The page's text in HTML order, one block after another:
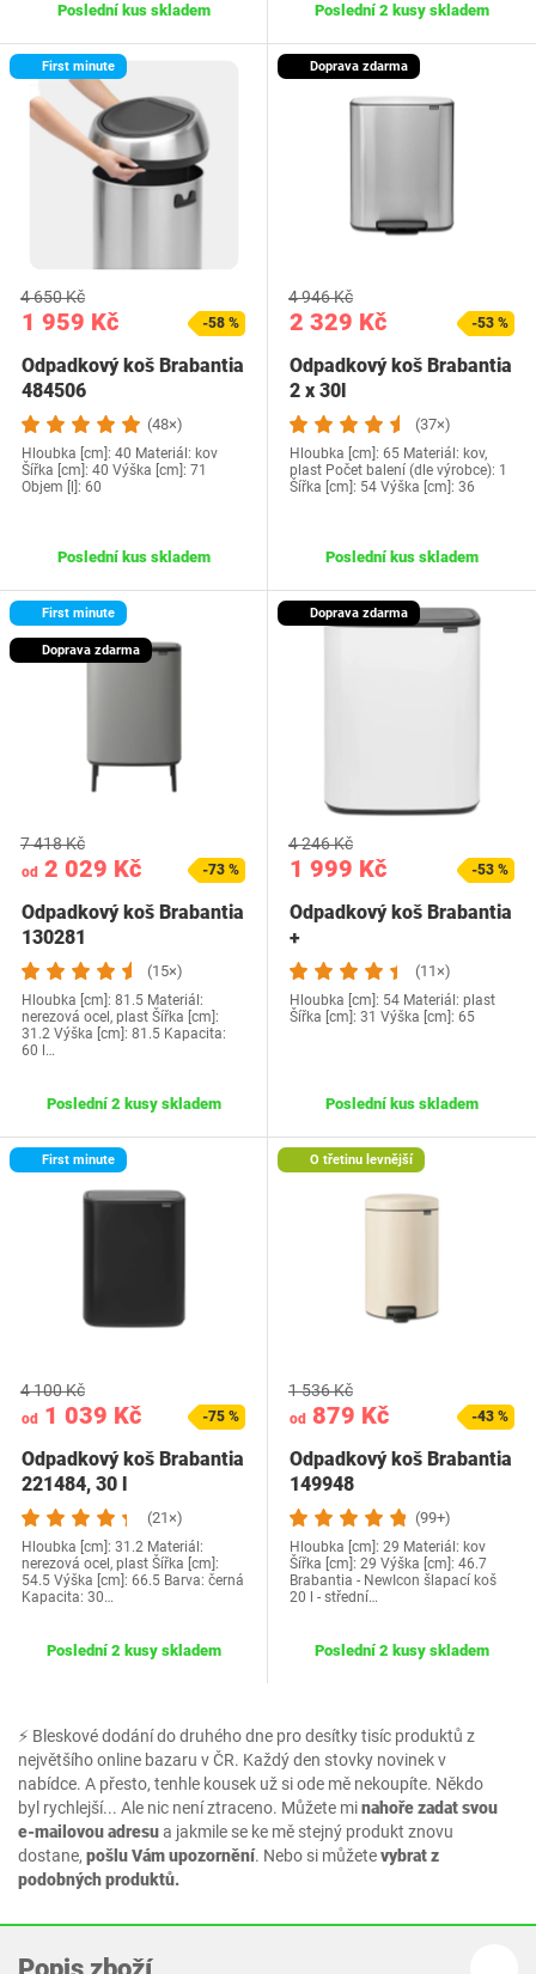
⚡ Bleskové dodání do druhého dne pro desítky tisíc produktů z
největšího online bazaru v ČR. Každý den stovky novinek v
nabídce. A přesto, tenhle kousek už si ode mě nekoupíte. Někdo
byl rychlejší... Ale nic není ztraceno. Můžete minahoře zadat svou
e-mailovou adresua jakmile se ke mě stejný produkt znovu
dostane, pošlu Vám upozornění. Nebo si můžetevybrat z
podobných produktů.
Poslední kus skladem Poslední 2 kusy skladem
First minute
1 959 Kč
4 650 Kč
-58 %
Odpadkový koš Brabantia
484506
(48×)
Hloubka [cm]: 40 Materiál: kov
Šířka [cm]: 40 Výška [cm]: 71
Objem [l]: 60
Poslední kus skladem
Doprava zdarma
2 329 Kč
4 946 Kč
-53 %
Odpadkový koš Brabantia
2 x 30l
(37×)
Hloubka [cm]: 65 Materiál: kov,
plast Počet balení (dle výrobce): 1
Šířka [cm]: 54 Výška [cm]: 36
Poslední kus skladem
First minute
Doprava zdarma
od 2 029 Kč
7 418 Kč
-73 %
Odpadkový koš Brabantia
130281
(15×)
Hloubka [cm]: 81.5 Materiál:
nerezová ocel, plast Šířka [cm]:
31.2 Výška [cm]: 81.5 Kapacita:
60 l…
Poslední 2 kusy skladem
Doprava zdarma
1 999 Kč
4 246 Kč
-53 %
Odpadkový koš Brabantia
+
(11×)
Hloubka [cm]: 54 Materiál: plast
Šířka [cm]: 31 Výška [cm]: 65
Poslední kus skladem
First minute
od 1 039 Kč
4 100 Kč
-75 %
Odpadkový koš Brabantia
221484, 30 l
(21×)
Hloubka [cm]: 31.2 Materiál:
nerezová ocel, plast Šířka [cm]:
54.5 Výška [cm]: 66.5 Barva: černá
Kapacita: 30…
Poslední 2 kusy skladem
O třetinu levnější
od 879 Kč
1 536 Kč
-43 %
Odpadkový koš Brabantia
149948
(99+)
Hloubka [cm]: 29 Materiál: kov
Šířka [cm]: 29 Výška [cm]: 46.7
Brabantia - NewIcon šlapací koš
20 l - střední…
Poslední 2 kusy skladem